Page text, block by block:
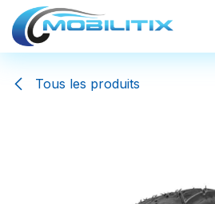
Se rendre au contenu
Tous les produits